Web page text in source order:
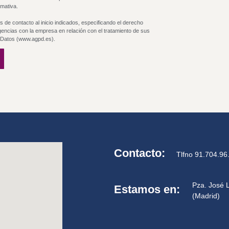
contacto al inicio indicados, especificando el derecho
con la empresa en relación con el tratamiento de sus
(www.agpd.es).
Contacto: Tlfno
Estamos en:
Pza. José
(Madrid)